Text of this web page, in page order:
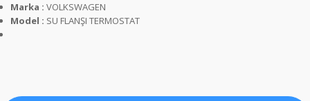
Marka : VOLKSWAGEN
Model : SU FLANŞI TERMOSTAT